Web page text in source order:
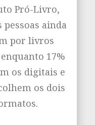
Pró-Livro,
pessoas ainda
por livros
17%
os digitais e
os dois